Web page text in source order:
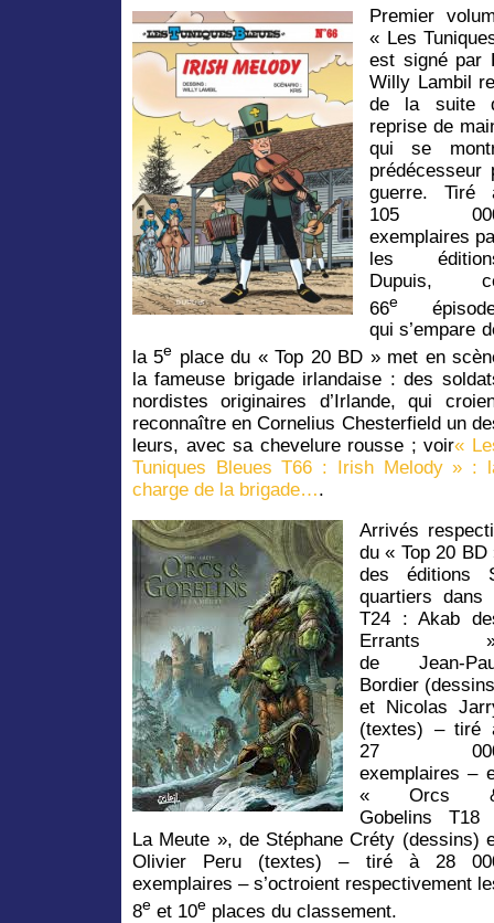
Premier
« Les
est signé par
Willy Lambil
de la suite
reprise de
qui se
prédécesseur
guerre. Tiré
105
exemplaires
les
Dupuis,
66e
qui s’empare
la 5e place du « Top 20 BD » met en
la fameuse brigade irlandaise : des
nordistes originaires d’Irlande, qui
reconnaître en Cornelius Chesterfield un
leurs, avec sa chevelure rousse ; voir«
Tuniques Bleues T66 : Irish Melody » :
charge de la brigade….
Arrivés
du « Top 20
des éditions
quartiers
T24 : Akab
Errants
de Jean-
Bordier
et Nicolas
(textes) – tiré
27
exemplaires –
« Orcs
Gobelins T18
La Meute », de Stéphane Créty (dessins)
Olivier Peru (textes) – tiré à 28
exemplaires – s’octroient respectivement
8e et 10e places du classement.